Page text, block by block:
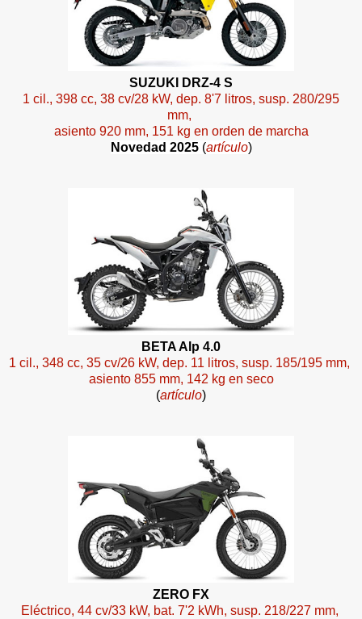
SUZUKI DRZ-4 S
1 cil., 398 cc, 38 cv/28 kW, dep. 8'7 litros, susp. 280/295
mm,
asiento 920 mm, 151 kg en orden de marcha
Novedad 2025 (artículo)
BETA Alp 4.0
1 cil., 348 cc, 35 cv/26 kW, dep. 11 litros, susp. 185/195 mm,
asiento 855 mm, 142 kg en seco
(artículo)
ZERO FX
Eléctrico, 44 cv/33 kW, bat. 7'2 kWh, susp. 218/227 mm,